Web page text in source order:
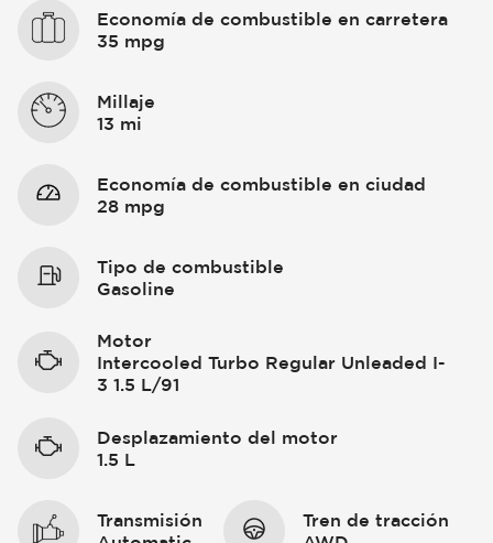
Economía de combustible en carretera
35 mpg
Millaje
13 mi
Economía de combustible en ciudad
28 mpg
Tipo de combustible
Gasoline
Motor
Intercooled Turbo Regular Unleaded I-
3 1.5 L/91
Desplazamiento del motor
1.5 L
Transmisión
Tren de tracción